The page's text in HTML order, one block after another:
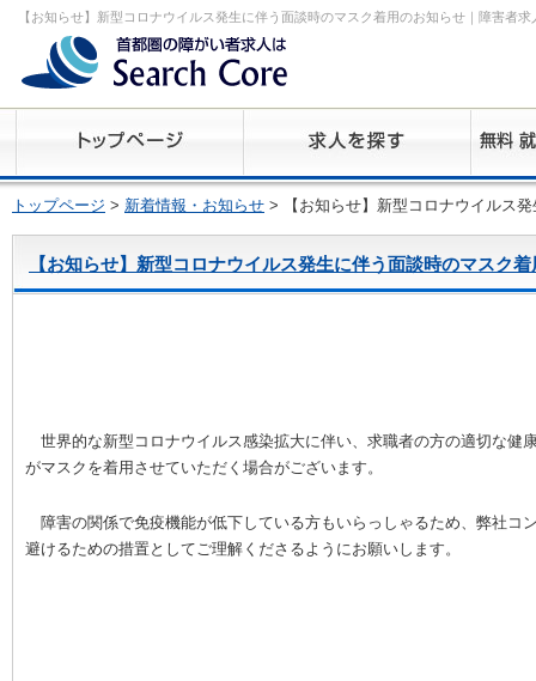
【お知らせ】新型コロナウイルス発生に伴う面談時のマスク着用のお知らせ｜障害者
トップページ > 新着情報・お知らせ > 【お知らせ】新型コロナウイルス
【お知らせ】新型コロナウイルス発生に伴う面談時のマスク
世界的な新型コロナウイルス感染拡大に伴い、求職者の方の適切な健
がマスクを着用させていただく場合がございます。
障害の関係で免疫機能が低下している方もいらっしゃるため、弊社コ
避けるための措置としてご理解くださるようにお願いします。